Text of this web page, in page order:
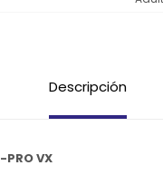
Descripción
PRO VX